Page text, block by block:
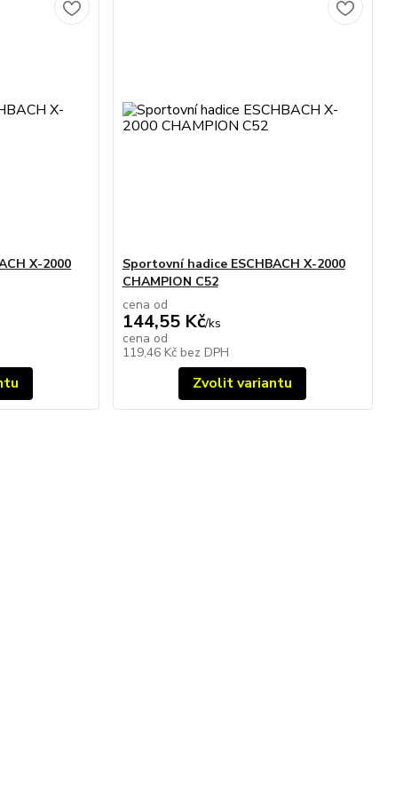
X-2000
Sportovní hadice ESCHBACH X-2000
CHAMPION C52
cena od
144,55 Kč/ks
cena od
119,46 Kč bez DPH
Zvolit variantu